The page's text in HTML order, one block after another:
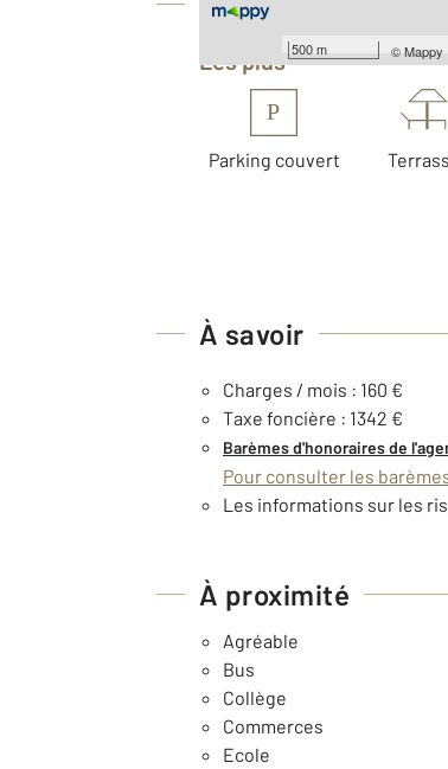
500 m ©Mappy
Les plus
P
Parking couvert
À savoir
Charges / mois : 160 €
Taxe foncière : 1342 €
Barèmes d'honoraires de
Pour consulter les
Les informations sur les
À proximité
Agréable
Bus
Collège
Commerces
Ecole